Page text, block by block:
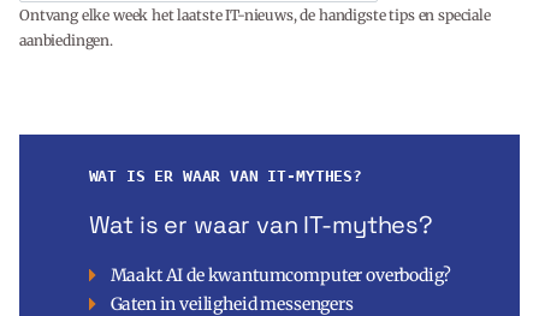
Ontvang elke week het laatste IT-nieuws, de handigste tips en speciale
aanbiedingen.
WAT IS ER WAAR VAN IT-MYTHES?
Wat is er waar van IT-mythes?
Maakt AI de kwantumcomputer overbodig?
Gaten in veiligheid messengers